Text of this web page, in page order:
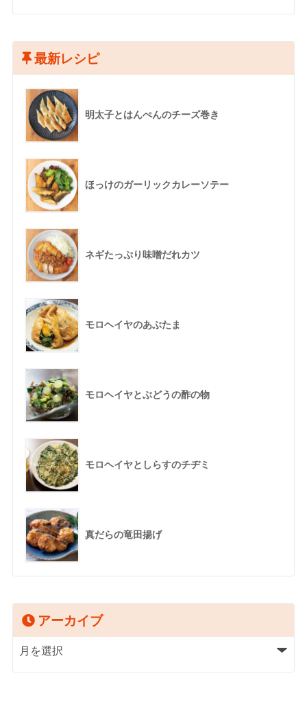
最新レシピ
明太子とはんぺんのチーズ巻き
ほっけのガーリックカレーソテー
ネギたっぷり味噌だれカツ
モロヘイヤのあぶたま
モロヘイヤとぶどうの酢の物
モロヘイヤとしらすのチヂミ
真だらの竜田揚げ
アーカイブ